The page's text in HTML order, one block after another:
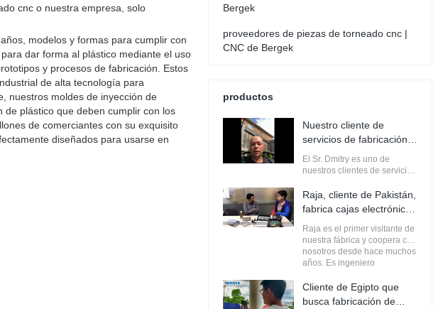
cnc o nuestra empresa, solo
modelos y formas para cumplir con
dar forma al plástico mediante el uso
y procesos de fabricación. Estos
de alta tecnología para
nuestros moldes de inyección de
de plástico que deben cumplir con los
de comerciantes con su exquisito
diseñados para usarse en
Bergek
proveedores de piezas de torneado cnc |
CNC de Bergek
productos
Nuestro cliente de
servicios de fabricación
de chapa y mecanizado
CNC de Canadá
El Sr. Dmitry es uno de
nuestros clientes de servicios
mecanizado CNC de
Canadá. Cooperamos desde
Raja, cliente de Pakistán,
fabrica cajas electrónicas
con BERGEK
Raja es el primer visitante de
nuestra fábrica y coopera con
nosotros desde hace muchos
años. Es ingeniero
empresa de Pakistán. Quiere
fabricar cajas electrónicas.
Cliente de Egipto que
busca fabricación de